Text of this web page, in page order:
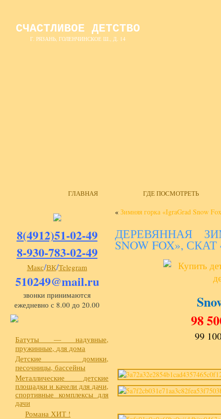
СЧАСТЛИВОЕ ДЕТСТВО
Г. РЯЗАНЬ, ГОЛЕНЧИНСКОЕ Ш., Д. 14
ГЛАВНАЯ ГДЕ ПОСМОТРЕТЬ
8(4912)51-02-49
8-930-783-02-49
Макс/ВК/Telegram
510249@mail.ru
звонки принимаются
ежедневно с 8.00 до 20.00
Батуты — надувные,
пружинные, для дома
Детские домики,
песочницы, бассейны
Металлические детские
площадки и качели для дачи,
спортивные комплексы для
дачи
Романа ХИТ !
« Зимняя горка «IgraGrad Snow
ДЕРЕВЯННАЯ
SNOW FOX»,
98
99